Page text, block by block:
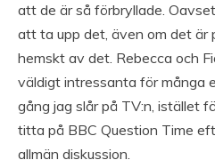
att de är så förbryllade.
att ta upp det, även om det är
hemskt av det. Rebecca och
väldigt intressanta för många
gång jag slår på TV:n, istället
titta på BBC Question Time
allmän diskussion.